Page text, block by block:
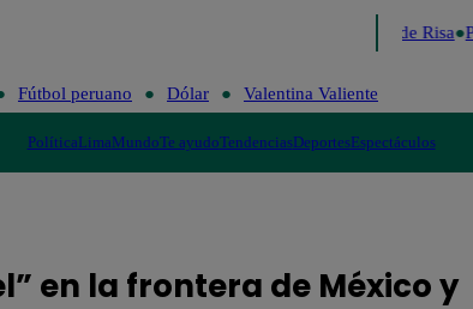
Me Caigo de Risa
Fútbol peruano Dólar Valentina Valiente
PolíticaLimaMundoTe ayudoTendenciasDeportesEspectáculos
en la frontera de México y